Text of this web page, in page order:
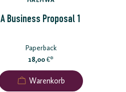
A Business Proposal 1
Paperback
18,00€*